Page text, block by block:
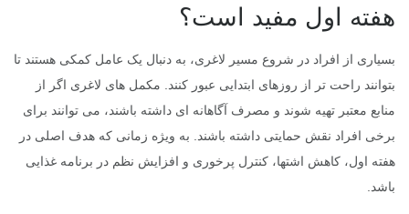
هفته اول مفید است؟
بسیاری از افراد در شروع مسیر لاغری، به دنبال یک عامل کمکی هستند تا
بتوانند راحت تر از روزهای ابتدایی عبور کنند. مکمل های لاغری اگر از
منابع معتبر تهیه شوند و مصرف آگاهانه ای داشته باشند، می توانند برای
برخی افراد نقش حمایتی داشته باشند. به ویژه زمانی که هدف اصلی در
هفته اول، کاهش اشتها، کنترل پرخوری و افزایش نظم در برنامه غذایی
باشد.